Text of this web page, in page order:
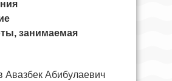
занимаемая
Авазбек Абибулаевич